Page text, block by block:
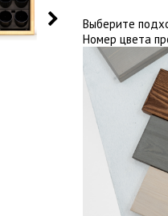
Выберите
Номер цвета